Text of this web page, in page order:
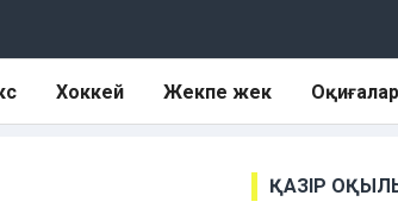
Хоккей Жекпе жек Оқиғалар
ҚАЗІР